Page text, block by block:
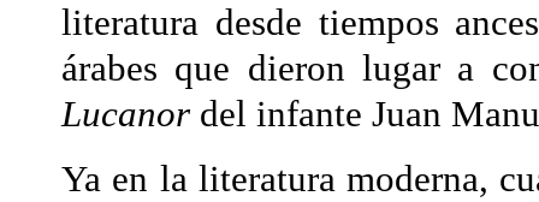
literatura desde tiempos
árabes que dieron lugar a
Lucanor del infante Juan
Ya en la literatura moderna,